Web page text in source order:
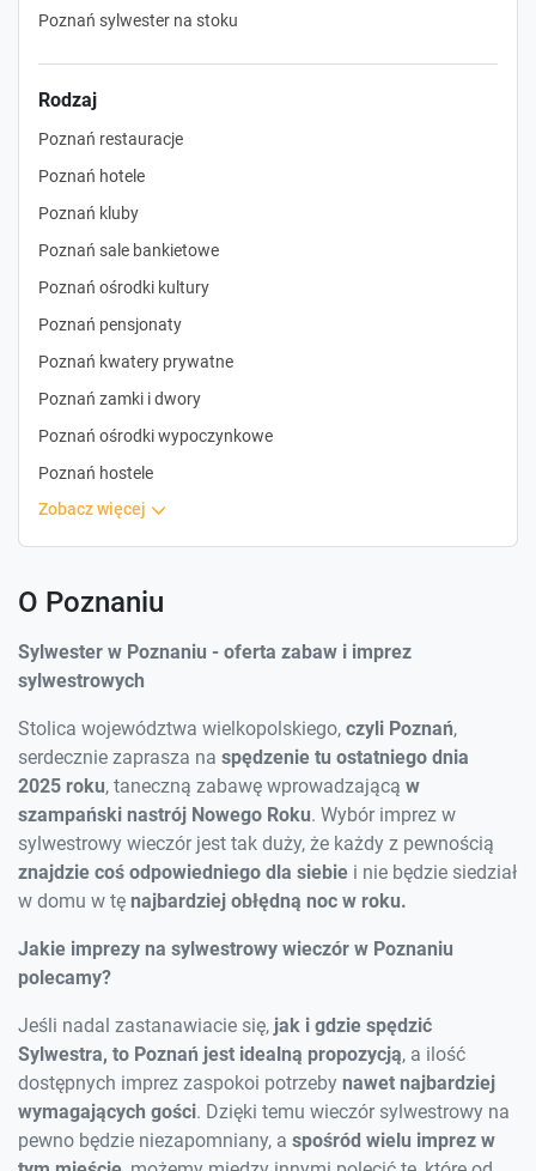
Poznań sylwester na stoku
Rodzaj
Poznań restauracje
Poznań hotele
Poznań kluby
Poznań sale bankietowe
Poznań ośrodki kultury
Poznań pensjonaty
Poznań kwatery prywatne
Poznań zamki i dwory
Poznań ośrodki wypoczynkowe
Poznań hostele
zobacz więcej
O Poznaniu
Sylwester w Poznaniu - oferta zabaw i imprez
sylwestrowych
Stolica województwa wielkopolskiego, czyli Poznań,
serdecznie zaprasza na spędzenie tu ostatniego dnia
2025 roku, taneczną zabawę wprowadzającą w
szampański nastrój Nowego Roku. Wybór imprez w
sylwestrowy wieczór jest tak duży, że każdy z pewnością
znajdzie coś odpowiedniego dla siebie i nie będzie siedział
w domu w tę najbardziej obłędną noc w roku.
Jakie imprezy na sylwestrowy wieczór w Poznaniu
polecamy?
Jeśli nadal zastanawiacie się, jak i gdzie spędzić
Sylwestra, to Poznań jest idealną propozycją, a ilość
dostępnych imprez zaspokoi potrzeby nawet najbardziej
wymagających gości. Dzięki temu wieczór sylwestrowy na
pewno będzie niezapomniany, a spośród wielu imprez w